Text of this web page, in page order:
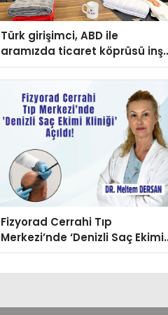
Türk girişimci, ABD ile
aramızda ticaret köprüsü
etti
Fizyorad Cerrahi Tıp
Merkezi’nde ‘Denizli Saç Ekimi
Kliniği’ Açıldı!